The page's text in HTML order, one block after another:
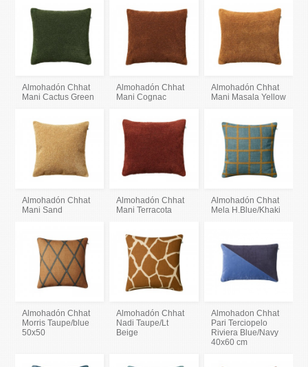
Almohadón Chhat
Mani Cactus Green
Almohadón Chhat
Mani Cognac
Almohadón Chhat
Mani Masala Yellow
Almohadón Chhat
Mani Sand
Almohadón Chhat
Mani Terracota
Almohadón Chhat
Mela H.Blue/Khaki
Almohadón Chhat
Morris Taupe/blue
50x50
Almohadón Chhat
Nadi Taupe/Lt
Beige
Almohadon Chhat
Pari Terciopelo
Riviera Blue/Navy
40x60 cm